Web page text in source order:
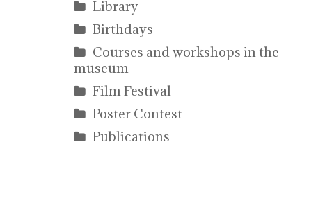
Library
Birthdays
Courses and workshops in the
museum
Film Festival
Poster Contest
Publications